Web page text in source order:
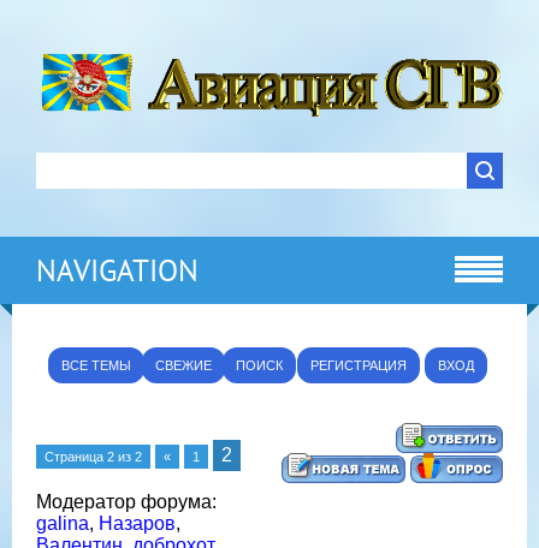
NAVIGATION
ВСЕ ТЕМЫ СВЕЖИЕ ПОИСК РЕГИСТРАЦИЯ ВХОД
Страница 2 из 2 « 1 2
Модератор форума:
galina, Назаров,